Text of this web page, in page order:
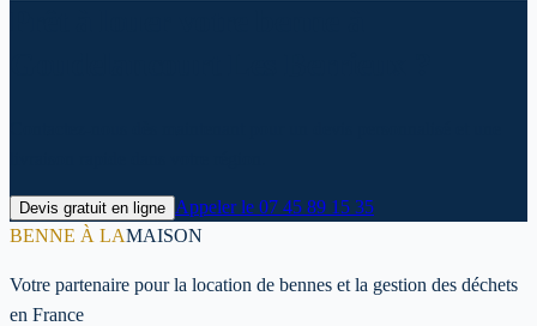
Devis gratuit en ligne Appeler le 07 45 89 15 35
BENNE À LAMAISON
Votre partenaire pour la location de bennes et la gestion des déchets
en France